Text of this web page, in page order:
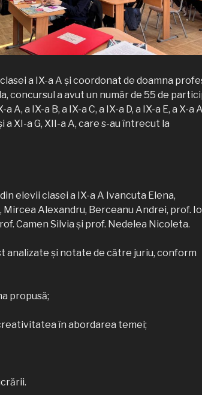
a IX-a A și coordonat de doamna
concursul a avut un număr de 55 de
A, a IX-a B, a IX-a C, a IX-a D, a IX-a E, a X-a
și a XI-a G, XII-a A, care s-au întrecut la
elevii clasei a IX-a A Ivancuta Elena,
Mircea Alexandru, Berceanu Andrei, prof.
Camen Silvia și prof. Nedelea Nicoleta.
analizate şi notate de către juriu, conform
propusă;
în abordarea temei;